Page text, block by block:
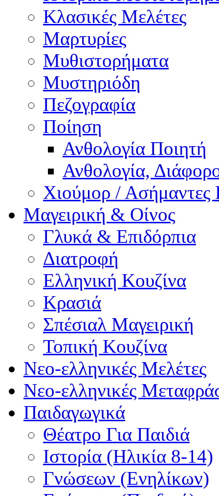
Κλασικές Μελέτες
Μαρτυρίες
Μυθιστορήματα
Μυστηριόδη
Πεζογραφία
Ποίηση
Ανθολογία Ποιητή
Ανθολογία,
Χιούμορ / Ασήμαντες
Μαγειρική & Οίνος
Γλυκά & Επιδόρπια
Διατροφή
Ελληνική Κουζίνα
Κρασιά
Σπέσιαλ Μαγειρική
Τοπική Κουζίνα
Νεο-ελληνικές Μελέτες
Νεο-ελληνικές
Παιδαγωγικά
Θέατρο Για Παιδιά
Ιστορία (Ηλικία 8-14)
Γνώσεων (Ενηλίκων)